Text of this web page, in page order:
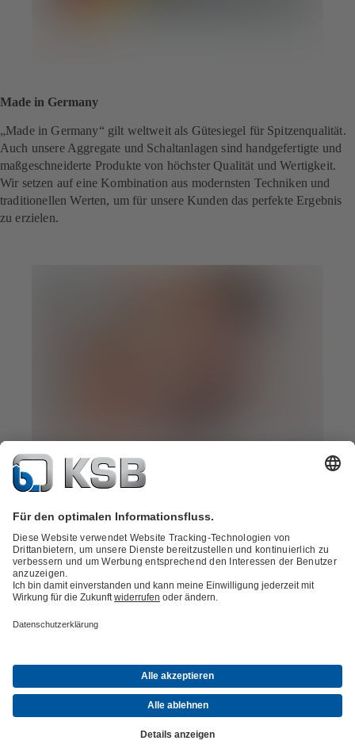
Made in Germany
„Made in Germany“ gilt weltweit als Gütesiegel für Spitzenqualität.
Auch unsere Aggregate und Schaltanlagen sind handgefertigte und
maßgeschneiderte Produkte von höchster Qualität und Wertigkeit.
Wir setzen auf eine Kombination aus modernsten Techniken und
traditionellen Werten, um für unsere Kunden das perfekte Ergebnis
zu erzielen.
Sprechen Sie uns an!
Wir finden auch für Ihre Anforderung das passende Produkt.
Kontakt